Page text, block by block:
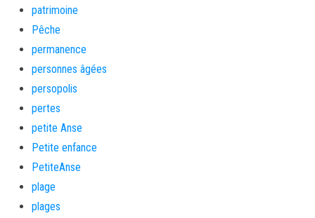
patrimoine
Pêche
permanence
personnes âgées
persopolis
pertes
petite Anse
Petite enfance
PetiteAnse
plage
plages